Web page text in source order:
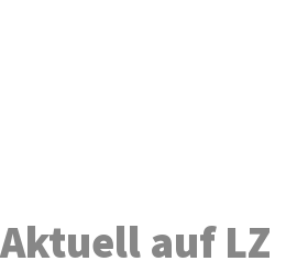
Aktuell auf LZ